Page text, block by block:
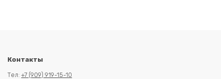
Контакты
Тел: +7 (909) 919-15-10